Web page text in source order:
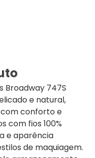
Broadway 747S
e natural,
com conforto e
com fios 100%
e aparência
de maquiagem.